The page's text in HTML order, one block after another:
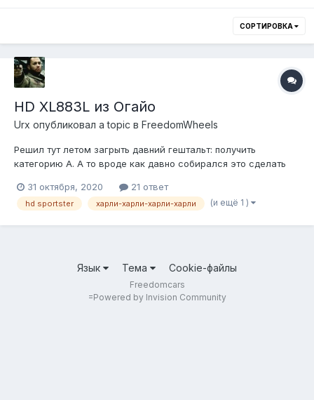
СОРТИРОВКА
HD XL883L из Огайо
Urx опубликовал a topic в FreedomWheels
Решил тут летом загрыть давний гештальт: получить
категорию А. А то вроде как давно собирался это сделать
Пошел в мотошколу, отучился, сдал. Долго полировал на
драги, но покатавшись на ней вживую немного
31 октября, 2020 21 ответ
hd sportster харли-харли-харли-харли (и ещё 1 )
Язык Тема Cookie-файлы
Freedomcars
=Powered by Invision Community